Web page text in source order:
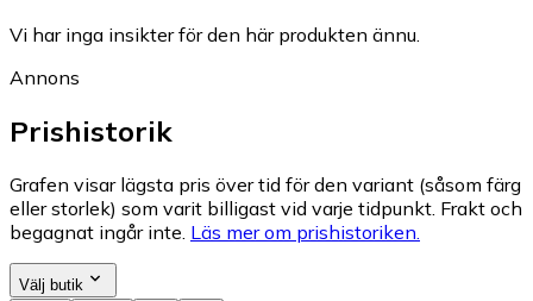
Vi har inga insikter för den här produkten ännu.
Annons
Prishistorik
Grafen visar lägsta pris över tid för den variant (såsom färg
eller storlek) som varit billigast vid varje tidpunkt. Frakt och
begagnat ingår inte. Läs mer om prishistoriken.
Välj butik